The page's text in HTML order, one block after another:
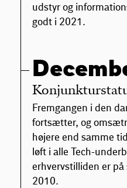
udstyr og
godt i 2021.
Fremgangen i den
fortsætter, og
højere end samme
løft i alle Tech-
erhvervstilliden er
2010.